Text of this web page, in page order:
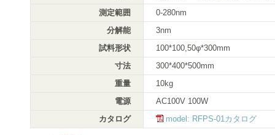
測定範囲
0-280nm
分解能
3nm
試料形状
100*100,50φ*300mm
寸法
300*400*500mm
重量
10kg
電源
AC100V 100W
カタログ
model: RFPS-01カタログ